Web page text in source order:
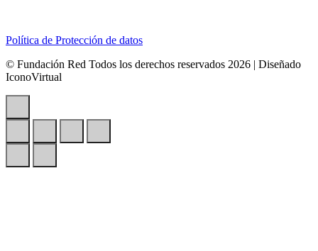
Política de Protección de datos
© Fundación Red Todos los derechos reservados 2026 | Diseñado
IconoVirtual